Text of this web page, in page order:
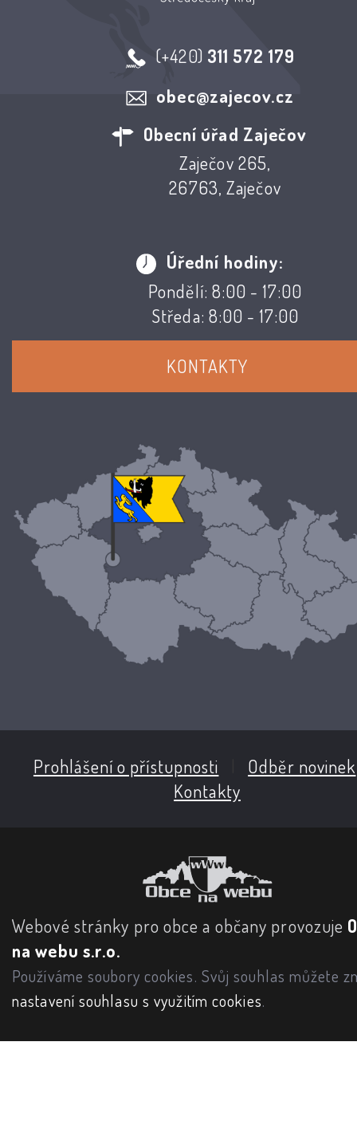
(+420) 311 572 179
obec@zajecov.cz
Obecní úřad Zaječov
Zaječov 265,
26763, Zaječov
Úřední hodiny:
Pondělí: 8:00 - 17:00
Středa: 8:00 - 17:00
KONTAKTY
Prohlášení o přístupnosti Odběr novinek
Kontakty
Webové stránky pro obce a občany provozuje
na webu s.r.o.
Používáme soubory cookies. Svůj souhlas můžete
nastavení souhlasu s využitím cookies.